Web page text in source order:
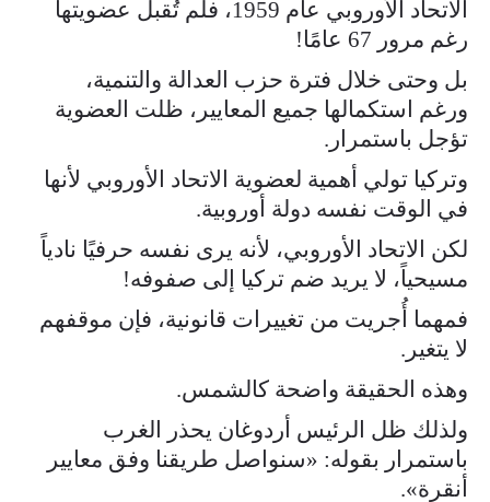
الاتحاد الأوروبي عام 1959، فلم تُقبل عضويتها
رغم مرور 67 عامًا!
بل وحتى خلال فترة حزب العدالة والتنمية،
ورغم استكمالها جميع المعايير، ظلت العضوية
تؤجل باستمرار.
وتركيا تولي أهمية لعضوية الاتحاد الأوروبي لأنها
في الوقت نفسه دولة أوروبية.
لكن الاتحاد الأوروبي، لأنه يرى نفسه حرفيًا نادياً
مسيحياً، لا يريد ضم تركيا إلى صفوفه!
فمهما أُجريت من تغييرات قانونية، فإن موقفهم
لا يتغير.
وهذه الحقيقة واضحة كالشمس.
ولذلك ظل الرئيس أردوغان يحذر الغرب
باستمرار بقوله: «سنواصل طريقنا وفق معايير
أنقرة».